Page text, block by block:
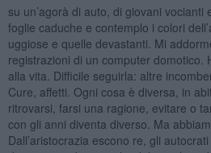
su un’agorà di auto, di giovani vocianti
foglie caduche e contemplo i colori
uggiose e quelle devastanti. Mi
registrazioni di un computer domotico.
alla vita. Difficile seguirla: altre
Cure, affetti. Ogni cosa è diversa, in
ritrovarsi, farsi una ragione, evitare o
con gli anni diventa diverso. Ma
Dall’aristocrazia escono re, gli